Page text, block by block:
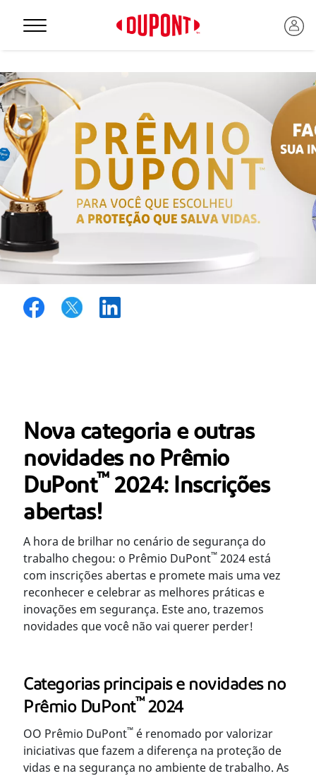
™
Nova categoria e outras
novidades no Prêmio
DuPont™ 2024: Inscrições
abertas!
A hora de brilhar no cenário de segurança do
trabalho chegou: o Prêmio DuPont™ 2024 está
com inscrições abertas e promete mais uma vez
reconhecer e celebrar as melhores práticas e
inovações em segurança. Este ano, trazemos
novidades que você não vai querer perder!
Categorias principais e novidades no
Prêmio DuPont™ 2024
OO Prêmio DuPont™ é renomado por valorizar
iniciativas que fazem a diferença na proteção de
vidas e na segurança no ambiente de trabalho. As